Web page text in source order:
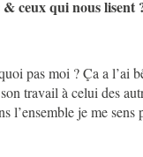
ceux qui nous lisent
pas moi ? Ça a l’ai
travail à celui des
je me